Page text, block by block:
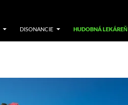
DISONANCIE HUDOBNÁ LEKÁREŇ